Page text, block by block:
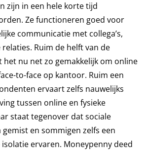
zijn in een hele korte tijd
Ze functioneren goed voor
communicatie met collega’s,
Ruim de helft van de
nu net zo gemakkelijk om online
to-face op kantoor. Ruim een
ervaart zelfs nauwelijks
tussen online en fysieke
staat tegenover dat sociale
en sommigen zelfs een
isolatie ervaren. Moneypenny deed